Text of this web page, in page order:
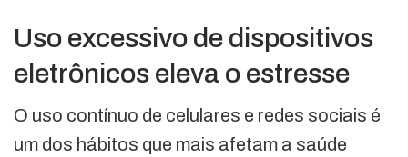
Uso excessivo de dispositivos
eletrônicos eleva o estresse
O uso contínuo de celulares e redes sociais é
um dos hábitos que mais afetam a saúde